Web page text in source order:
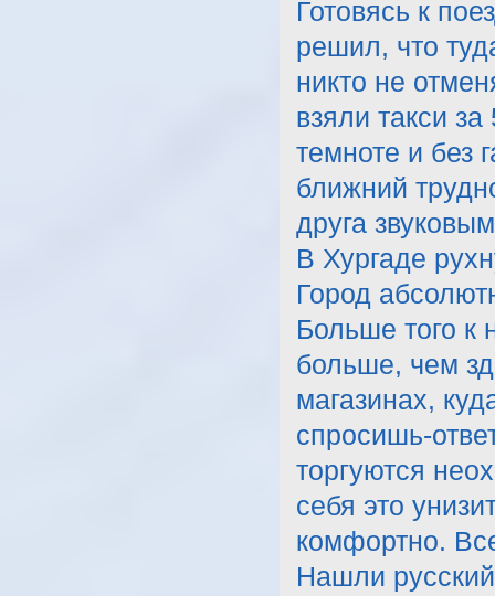
Готовясь к
решил, что
никто не
взяли такси
темноте и без
ближний
друга
В Хургаде
Город
Больше того к
больше, чем
магазинах,
спросишь-
торгуются
себя это
комфортно.
Нашли